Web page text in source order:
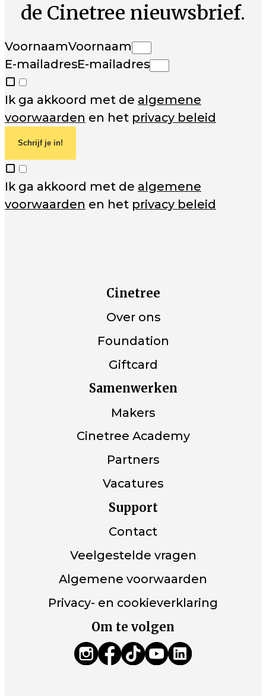
de Cinetree nieuwsbrief.
VoornaamVoornaam
E-mailadresE-mailadres
Ik ga akkoord met de algemene
voorwaarden en het privacy beleid
Schrijf je in!
Ik ga akkoord met de algemene
voorwaarden en het privacy beleid
Cinetree
Over ons
Foundation
Giftcard
Samenwerken
Makers
Cinetree Academy
Partners
Vacatures
Support
Contact
Veelgestelde vragen
Algemene voorwaarden
Privacy- en cookieverklaring
Om te volgen